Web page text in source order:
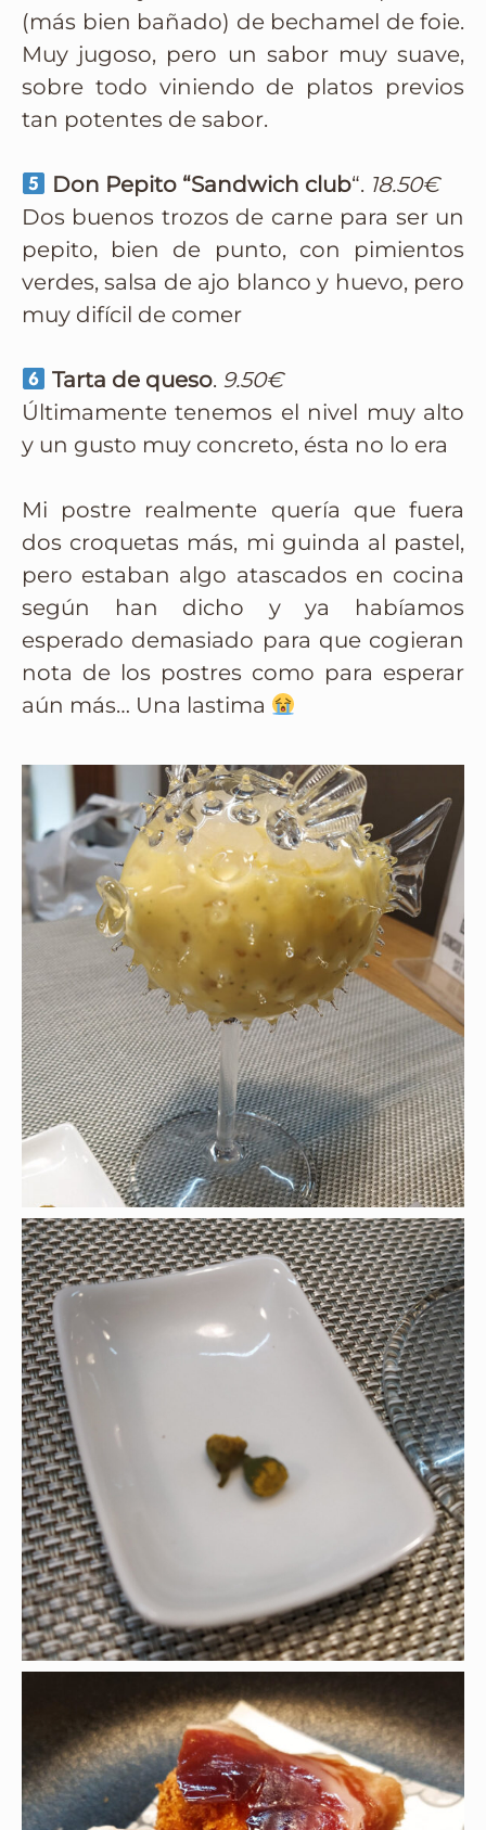
(más bien bañado) de bechamel de foie.
Muy jugoso, pero un sabor muy suave,
sobre todo viniendo de platos previos
tan potentes de sabor.
Don Pepito “Sandwich club“. 18.50€
Dos buenos trozos de carne para ser un
pepito, bien de punto, con pimientos
verdes, salsa de ajo blanco y huevo, pero
muy difícil de comer
Tarta de queso. 9.50€
Últimamente tenemos el nivel muy alto
y un gusto muy concreto, ésta no lo era
Mi postre realmente quería que fuera
dos croquetas más, mi guinda al pastel,
pero estaban algo atascados en cocina
según han dicho y ya habíamos
esperado demasiado para que cogieran
nota de los postres como para esperar
aún más… Una lastima